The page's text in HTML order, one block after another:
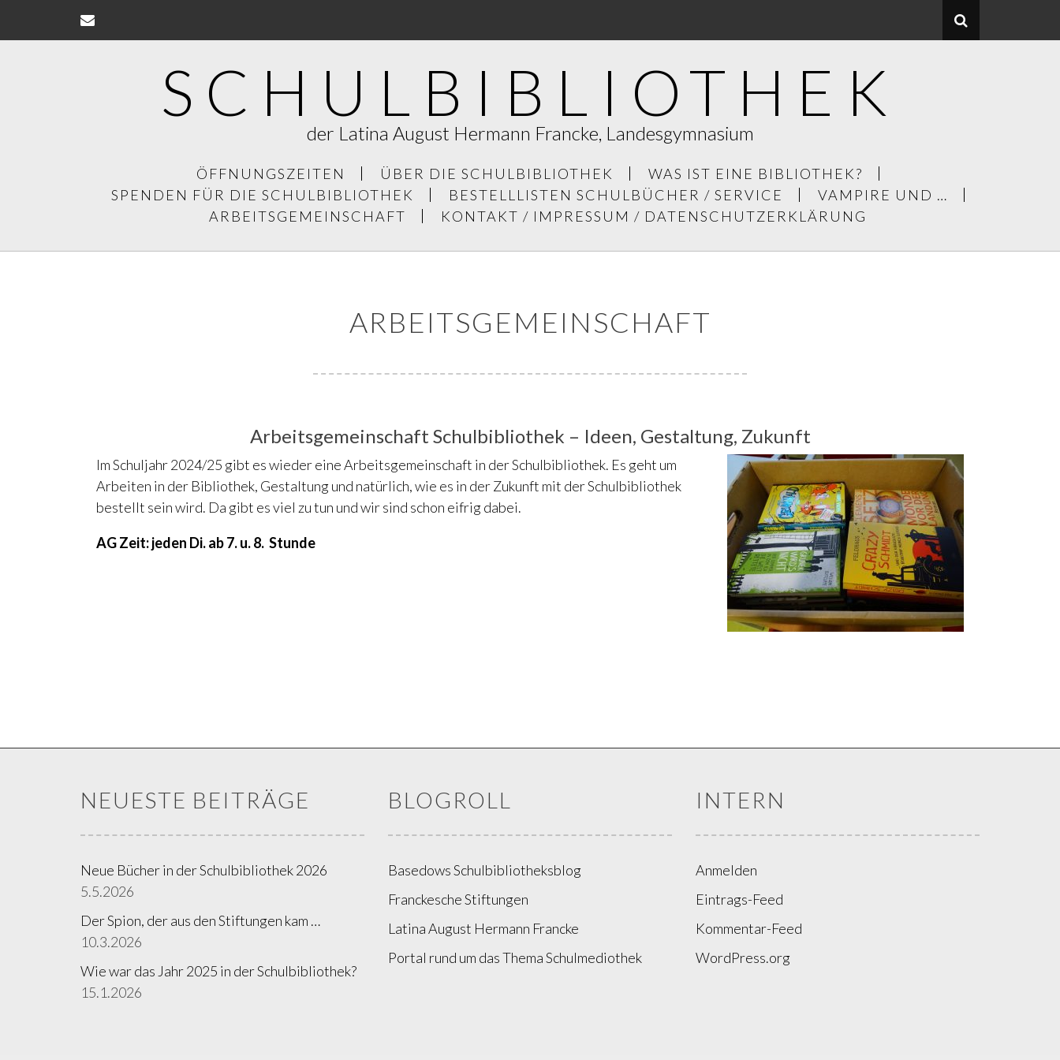
SCHULBIBLIOTHEK
der Latina August Hermann Francke, Landesgymnasium
ÖFFNUNGSZEITEN ÜBER DIE SCHULBIBLIOTHEK
WAS IST EINE BIBLIOTHEK?
SPENDEN FÜR DIE SCHULBIBLIOTHEK
BESTELLLISTEN SCHULBÜCHER / SERVICE
VAMPIRE UND …
ARBEITSGEMEINSCHAFT
KONTAKT / IMPRESSUM / DATENSCHUTZERKLÄRUNG
ARBEITSGEMEINSCHAFT
Arbeitsgemeinschaft Schulbibliothek – Ideen, Gestaltung, Zukunft
Im Schuljahr 2024/25 gibt es wieder eine Arbeitsgemeinschaft in der Schulbibliothek. Es geht um
Arbeiten in der Bibliothek, Gestaltung und natürlich, wie es in der Zukunft mit der Schulbibliothek
bestellt sein wird. Da gibt es viel zu tun und wir sind schon eifrig dabei.
AG Zeit: jeden Di. ab 7. u. 8. Stunde
NEUESTE BEITRÄGE
Neue Bücher in der Schulbibliothek 2026
5.5.2026
Der Spion, der aus den Stiftungen kam …
10.3.2026
Wie war das Jahr 2025 in der Schulbibliothek?
15.1.2026
BLOGROLL
Basedows Schulbibliotheksblog
Franckesche Stiftungen
Latina August Hermann Francke
Portal rund um das Thema Schulmediothek
INTERN
Anmelden
Eintrags-Feed
Kommentar-Feed
WordPress.org